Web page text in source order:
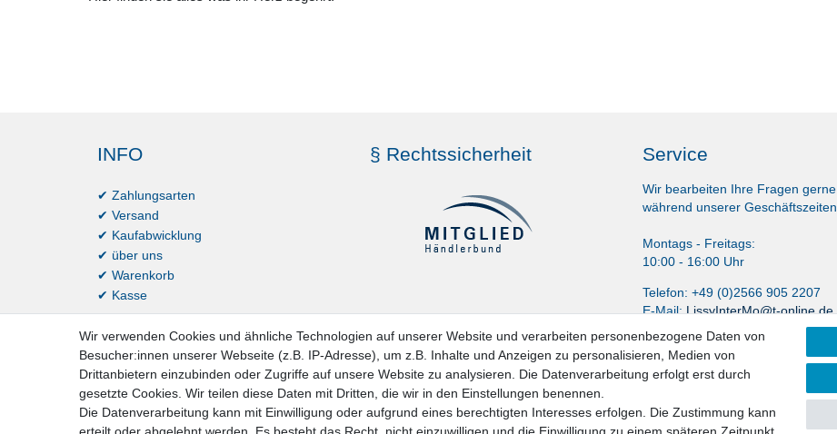
INFO
✔ Zahlungsarten
✔ Versand
✔ Kaufabwicklung
✔ über uns
✔ Warenkorb
✔ Kasse
§ Rechtssicherheit Service
Wir bearbeiten Ihre Fragen gerne
während unserer Geschäftszeiten.
Montags - Freitags:
10:00 - 16:00 Uhr
Telefon: +49 (0)2566 905 2207
E-Mail: LissyInterMo@t-online.de
Wir verwenden Cookies und ähnliche Technologien auf unserer Website und verarbeiten personenbezogene Daten von
Besucher:innen unserer Webseite (z.B. IP-Adresse), um z.B. Inhalte und Anzeigen zu personalisieren, Medien von
Drittanbietern einzubinden oder Zugriffe auf unsere Website zu analysieren. Die Datenverarbeitung erfolgt erst durch
gesetzte Cookies. Wir teilen diese Daten mit Dritten, die wir in den Einstellungen benennen.
Die Datenverarbeitung kann mit Einwilligung oder aufgrund eines berechtigten Interesses erfolgen. Die Zustimmung kann